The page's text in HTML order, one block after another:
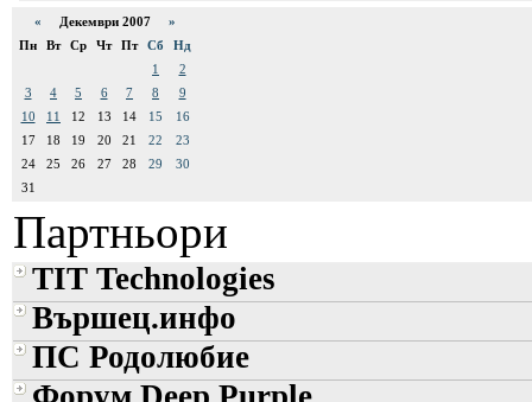
« Декември 2007 »
Пн
Вт Ср Чт Пт Сб
Нд
1
2
3
4 5 6 7 8
9
10
11 12 13 14 15
16
17
18 19 20 21 22
23
24
25 26 27 28 29
30
31
Партньори
TIT Technologies
Вършец.инфо
ПС Родолюбие